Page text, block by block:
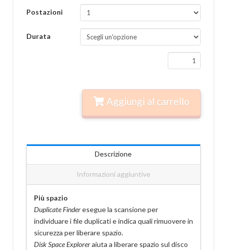
Postazioni
Durata
Aggiungi al carrello
Descrizione
Informazioni aggiuntive
Più spazio
Duplicate Finderesegue la scansione per
individuare i file duplicati e indica quali rimuovere in
sicurezza per liberare spazio.
Disk Space Exploreraiuta a liberare spazio sul disco